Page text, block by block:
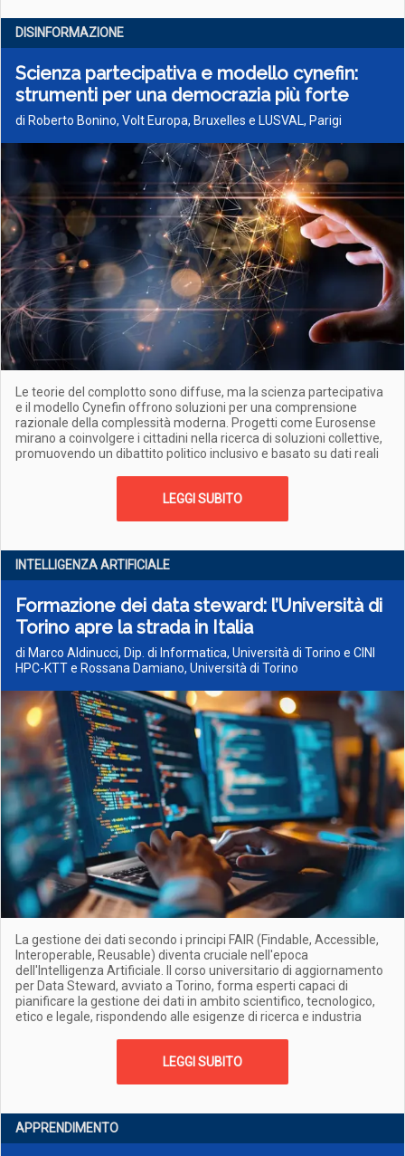
DISINFORMAZIONE
Scienza partecipativa e modello cynefin:
strumenti per una democrazia più forte
di Roberto Bonino, Volt Europa, Bruxelles e LUSVAL, Parigi
Le teorie del complotto sono diffuse, ma la scienza partecipativa
e il modello Cynefin offrono soluzioni per una comprensione
razionale della complessità moderna. Progetti come Eurosense
mirano a coinvolgere i cittadini nella ricerca di soluzioni collettive,
promuovendo un dibattito politico inclusivo e basato su dati reali
LEGGI SUBITO
INTELLIGENZA ARTIFICIALE
Formazione dei data steward: l’Università di
Torino apre la strada in Italia
di Marco Aldinucci, Dip. di Informatica, Università di Torino e CINI
HPC-KTT e Rossana Damiano, Università di Torino
La gestione dei dati secondo i principi FAIR (Findable, Accessible,
Interoperable, Reusable) diventa cruciale nell'epoca
dell'Intelligenza Artificiale. Il corso universitario di aggiornamento
per Data Steward, avviato a Torino, forma esperti capaci di
pianificare la gestione dei dati in ambito scientifico, tecnologico,
etico e legale, rispondendo alle esigenze di ricerca e industria
LEGGI SUBITO
APPRENDIMENTO